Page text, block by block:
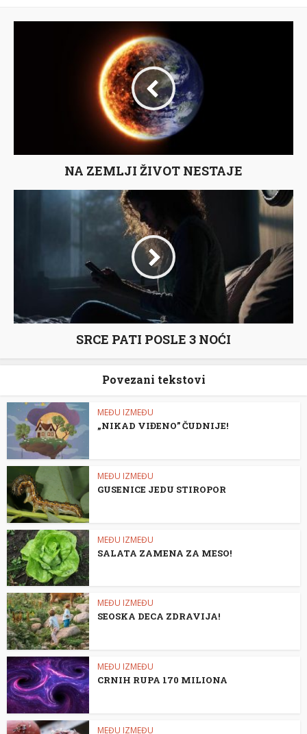
NA ZEMLJI ŽIVOT NESTAJE
SRCE PATI POSLE 3 NOĆI
Povezani tekstovi
MEĐU IZMEĐU
„NIKAD VIĐENO” ČUDNIJE!
MEĐU IZMEĐU
GUSENICE JEDU STIROPOR
MEĐU IZMEĐU
SALATA ZAMENA ZA MESO!
MEĐU IZMEĐU
SEOSKA DECA ZDRAVIJA!
MEĐU IZMEĐU
CRNIH RUPA 170 MILIONA
MEĐU IZMEĐU